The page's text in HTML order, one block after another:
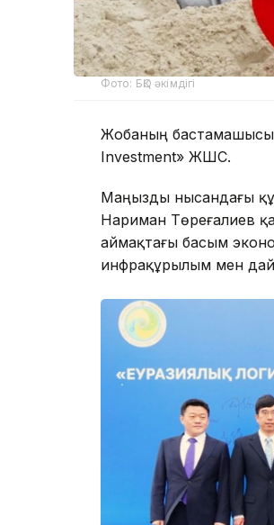
Фото: БҚО әкімдігі
Жобаның бастамашысы
Investment» ЖШС.
Маңызды нысандағы
Нариман Төреғалиев
аймақтағы басым
инфрақұрылым мен